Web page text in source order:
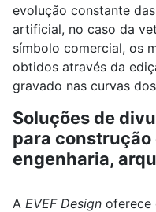
evolução constante
artificial, no caso da
símbolo comercial, os
obtidos através da
gravado nas curvas
Soluções de
para
engenharia,
A EVEF Design oferece